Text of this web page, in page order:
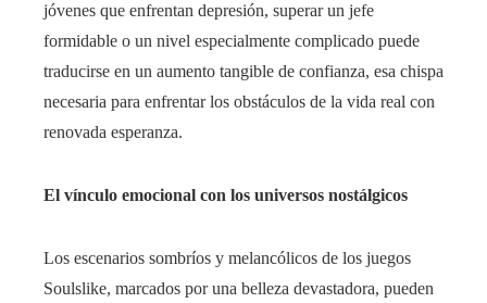
jóvenes que enfrentan depresión, superar un jefe
formidable o un nivel especialmente complicado puede
traducirse en un aumento tangible de confianza, esa chispa
necesaria para enfrentar los obstáculos de la vida real con
renovada esperanza.
El vínculo emocional con los universos nostálgicos
Los escenarios sombríos y melancólicos de los juegos
Soulslike, marcados por una belleza devastadora, pueden